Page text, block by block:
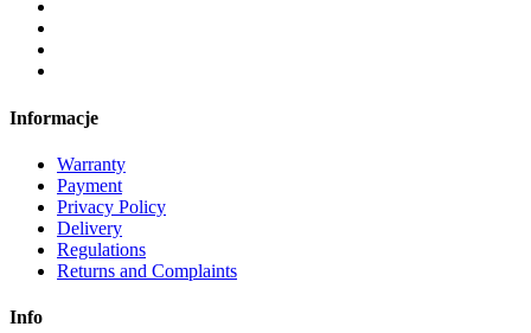
Informacje
Warranty
Payment
Privacy Policy
Delivery
Regulations
Returns and Complaints
Info